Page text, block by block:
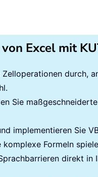
)
Excel mit
Zelloperationen durch,
Sie
implementieren Sie
komplexe Formeln
direkt in